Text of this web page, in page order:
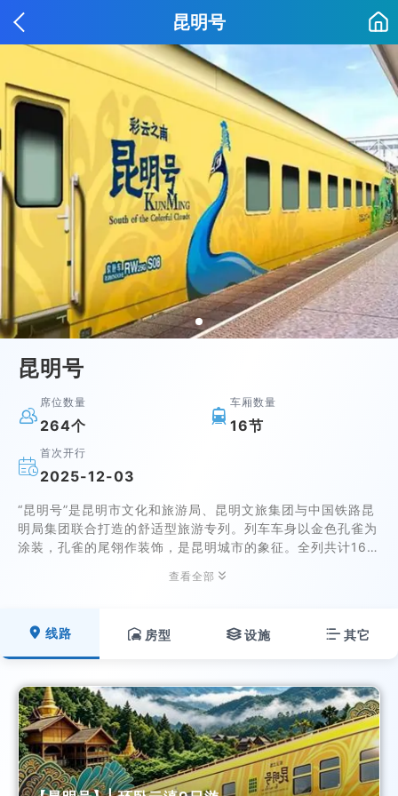
昆明号
昆明号

席位数量
264个 
车厢数量
16节

首次开行
2025-12-03
“昆明号”是昆明市文化和旅游局、昆明文旅集团与中国铁路昆
明局集团联合打造的舒适型旅游专列。列车车身以金色孔雀为
涂装，孔雀的尾翎作装饰，是昆明城市的象征。全列共计16节
查看全部 
 线路  房型 设施  其它